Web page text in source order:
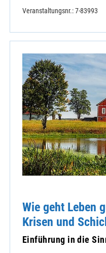
Veranstaltungsnr.: 7-83993
Wie geht Leben
Krisen und
Einführung in die